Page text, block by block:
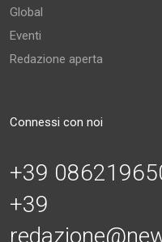
Global
Eventi
Redazione aperta
Connessi con noi
+39
+39